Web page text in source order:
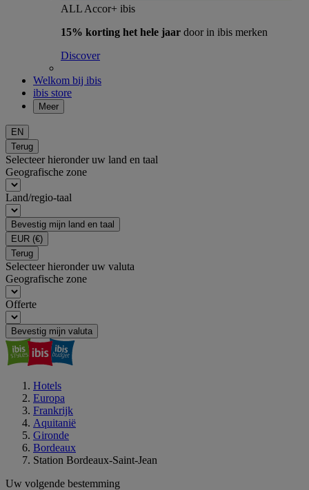
ALL Accor+ ibis
15% korting het hele jaar door in ibis merken
Discover
Welkom bij ibis
ibis store
Meer
EN
Terug
Selecteer hieronder uw land en taal
Geografische zone
Land/regio-taal
Bevestig mijn land en taal
EUR (€)
Terug
Selecteer hieronder uw valuta
Geografische zone
Offerte
Bevestig mijn valuta
Hotels
Europa
Frankrijk
Aquitanië
Gironde
Bordeaux
Station Bordeaux-Saint-Jean
Uw volgende bestemming